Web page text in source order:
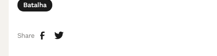
Batalha
Share